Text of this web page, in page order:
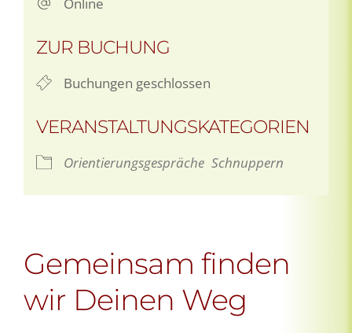
ZUR BUCHUNG
Buchungen geschlossen
VERANSTALTUNGSKATEGORIEN
Orientierungsgespräche Schnuppern
Gemeinsam finden
wir Deinen Weg